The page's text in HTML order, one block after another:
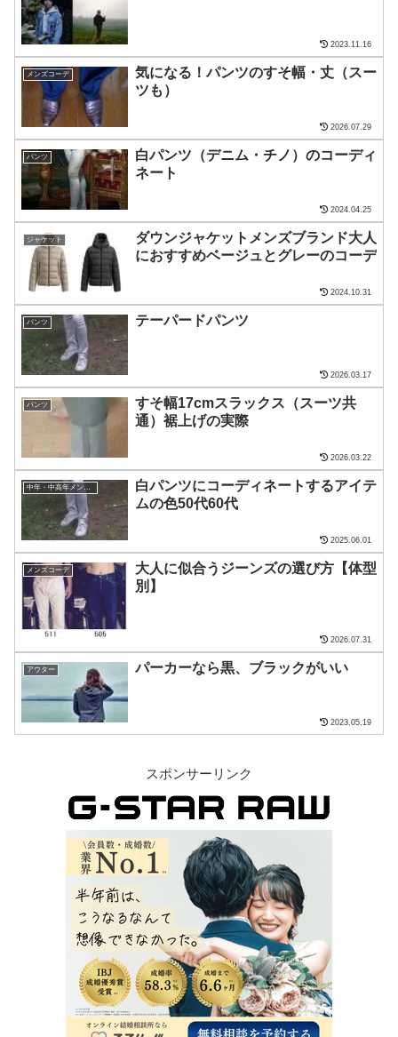
2023.11.16
メンズコーデ
気になる！パンツのすそ幅・丈（スー
ツも）
2026.07.29
パンツ
白パンツ（デニム・チノ）のコーディ
ネート
2024.04.25
ジャケット
ダウンジャケットメンズブランド大人
におすすめベージュとグレーのコーデ
2024.10.31
パンツ テーパードパンツ
2026.03.17
パンツ
すそ幅17cmスラックス（スーツ共
通）裾上げの実際
2026.03.22
中年・中高年メンズ・ファッション
白パンツにコーディネートするアイテ
ムの色50代60代
2025.06.01
メンズコーデ
大人に似合うジーンズの選び方【体型
別】
2026.07.31
アウター パーカーなら黒、ブラックがいい
2023.05.19
スポンサーリンク